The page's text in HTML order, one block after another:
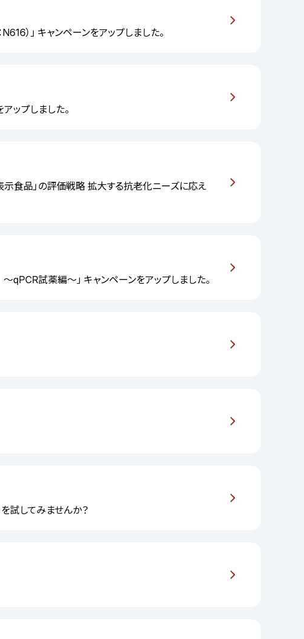
）」 キャンペーンをアップしました。
ップしました。
食品」の評価戦略 ――拡大する抗老化ニーズに応え
qPCR試薬編～」 キャンペーンをアップしました。
試してみませんか？